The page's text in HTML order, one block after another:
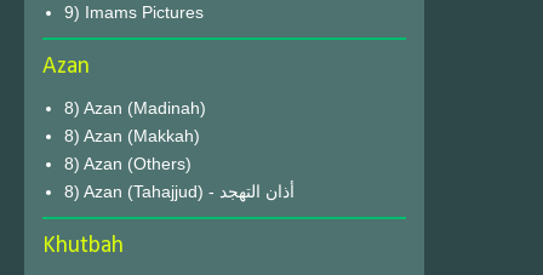
9) Imams Pictures
Azan
8) Azan (Madinah)
8) Azan (Makkah)
8) Azan (Others)
8) Azan (Tahajjud) - أذان التهجد
Khutbah